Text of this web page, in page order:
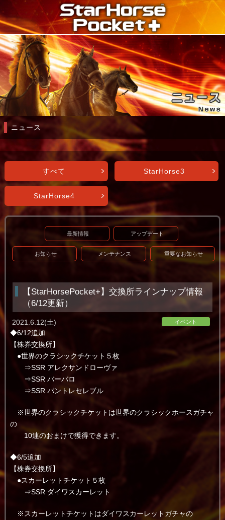
ニュース
すべて StarHorse3
StarHorse4
最新情報 アップデート
お知らせ メンテナンス 重要なお知らせ
【StarHorsePocket+】交換所ラインナップ情報
（6/12更新）
イベント
2021.6.12(土)
◆6/12追加
【株券交換所】
●世界のクラシックチケット５枚
⇒SSR アレクサンドローヴァ
⇒SSR バーバロ
⇒SSR パントレセレブル
※世界のクラシックチケットは世界のクラシックホースガチャ
の
10連のおまけで獲得できます。
◆6/5追加
【株券交換所】
●スカーレットチケット５枚
⇒SSR ダイワスカーレット
※スカーレットチケットはダイワスカーレットガチャの